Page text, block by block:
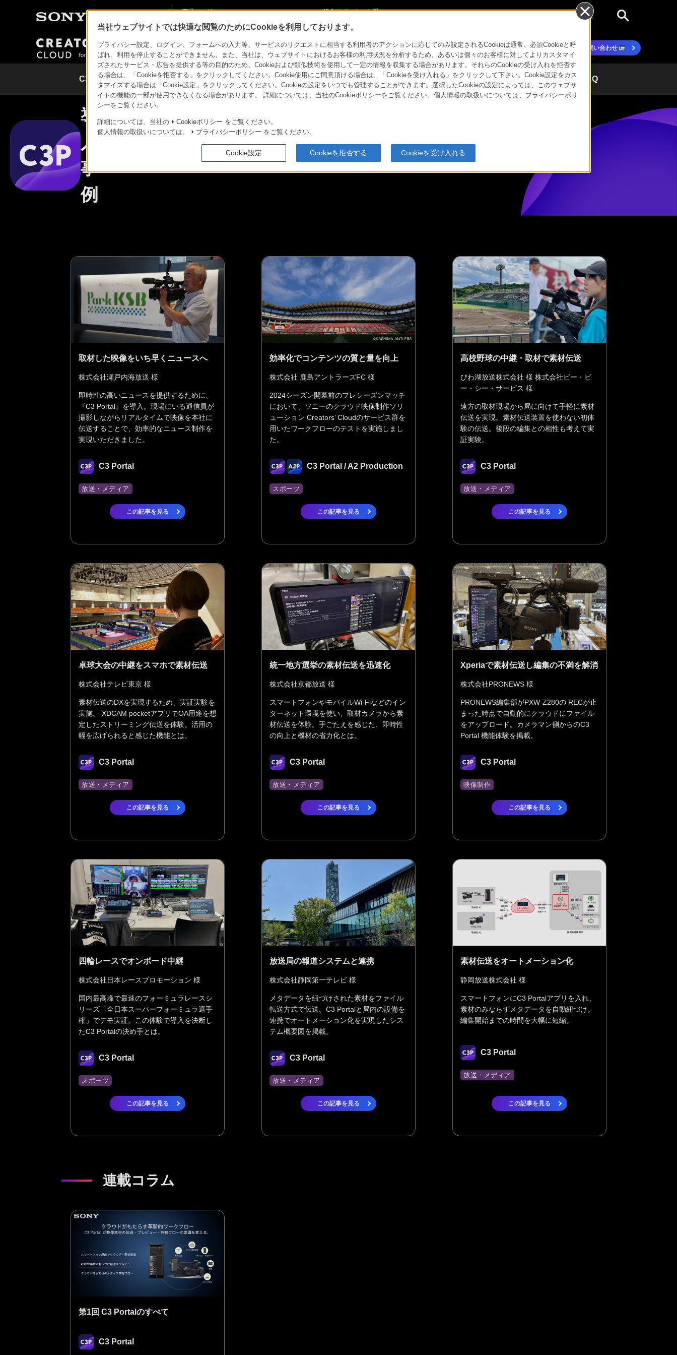
商品・ソリューショ
ン情報
総合サポート・お問
個人のお客様
ラインアップ セミナー・イベント 導入事例 Q&A お知らせ サポート 資料ダウンロード お問い合わせ
C3 Portalとは 対応デバイス・カメラ 導入事例 価格・トライアル エンタープライズのお客様 FAQ
導
入
事
例
取材した映像をいち早くニュースへ
株式会社瀬戸内海放送 様
即時性の高いニュースを提供するために、
『C3 Portal』を導入。現場にいる通信員が
撮影しながらリアルタイムで映像を本社に
伝送することで、効率的なニュース制作を
実現いただきました。
C3 Portal
放送・メディア
この記事を見る
効率化でコンテンツの質と量を向上
株式会社 鹿島アントラーズFC 様
2024シーズン開幕前のプレシーズンマッチ
において、ソニーのクラウド映像制作ソリ
ューション Creators’ Cloudのサービス群を
用いたワークフローのテストを実施しまし
た。
C3 Portal / A2 Production
スポーツ
この記事を見る
高校野球の中継・取材で素材伝送
びわ湖放送株式会社 様 株式会社ビー・ビ
ー・シー・サービス 様
遠方の取材現場から局に向けて手軽に素材
伝送を実現。素材伝送装置を使わない初体
験の伝送。後段の編集との相性も考えて実
証実験。
C3 Portal
放送・メディア
この記事を見る
卓球大会の中継をスマホで素材伝送
株式会社テレビ東京 様
素材伝送のDXを実現するため、実証実験を
実施。 XDCAM pocketアプリでOA用途を想
定したストリーミング伝送を体験。活用の
幅を広げられると感じた機能とは。
C3 Portal
放送・メディア
この記事を見る
統一地方選挙の素材伝送を迅速化
株式会社京都放送 様
スマートフォンやモバイルWi-Fiなどのイン
ターネット環境を使い、取材カメラから素
材伝送を体験。手ごたえを感じた、即時性
の向上と機材の省力化とは。
C3 Portal
放送・メディア
この記事を見る
Xperiaで素材伝送し編集の不満を解消
株式会社PRONEWS 様
PRONEWS編集部がPXW-Z280の RECが止
まった時点で自動的にクラウドにファイル
をアップロード。カメラマン側からのC3
Portal 機能体験を掲載。
C3 Portal
映像制作
この記事を見る
四輪レースでオンボード中継
株式会社日本レースプロモーション 様
国内最高峰で最速のフォーミュラレースシ
リーズ「全日本スーパーフォーミュラ選手
権」でデモ実証。この体験で導入を決断し
たC3 Portalの決め手とは。
C3 Portal
スポーツ
この記事を見る
放送局の報道システムと連携
株式会社静岡第一テレビ 様
メタデータを紐づけされた素材をファイル
転送方式で伝送。C3 Portalと局内の設備を
連携でオートメーション化を実現したシス
テム概要図を掲載。
C3 Portal
放送・メディア
この記事を見る
素材伝送をオートメーション化
静岡放送株式会社 様
スマートフォンにC3 Portalアプリを入れ、
素材のみならずメタデータを自動紐づけ。
編集開始までの時間を大幅に短縮。
C3 Portal
放送・メディア
この記事を見る
連載コラム
第1回 C3 Portalのすべて
C3 Portal
当社ウェブサイトでは快適な閲覧のためにCookieを利用しております。
プライバシー設定、ログイン、フォームへの入力等、サービスのリクエストに相当する利用者のアクションに応じてのみ設定されるCookieは通常、必須Cookieと呼
ばれ、利用を停止することができません。また、当社は、ウェブサイトにおけるお客様の利用状況を分析するため、あるいは個々のお客様に対してよりカスタマイ
ズされたサービス・広告を提供する等の目的のため、Cookieおよび類似技術を使用して一定の情報を収集する場合があります。それらのCookieの受け入れを拒否す
る場合は、「Cookieを拒否する」をクリックしてください。Cookie使用にご同意頂ける場合は、「Cookieを受け入れる」をクリックして下さい。Cookie設定をカス
タマイズする場合は「Cookie設定」をクリックしてください。Cookieの設定をいつでも管理することができます。選択したCookieの設定によっては、このウェブサ
イトの機能の一部が使用できなくなる場合があります。 詳細については、当社のCookieポリシーをご覧ください。個人情報の取扱いについては、プライバシーポリ
シーをご覧ください。
詳細については、当社の Cookieポリシー をご覧ください。
個人情報の取扱いについては、
プライバシーポリシー をご覧ください。
Cookie設定 Cookieを拒否する Cookieを受け入れる